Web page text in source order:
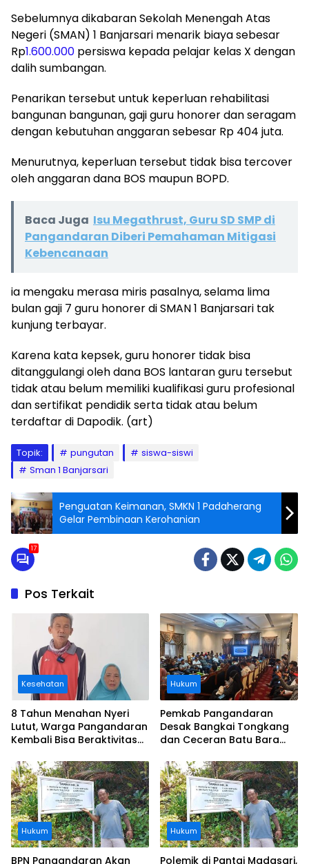
Sebelumnya dikabaran Sekolah Menengah Atas
Negeri (SMAN) 1 Banjarsari menarik biaya sebesar
Rp1.600.000 persiswa kepada pelajar kelas X dengan
dalih sumbangan.
Penarikan tersebut untuk keperluan rehabilitasi
bangunan bangunan, gaji guru honorer dan seragam
dengan kebutuhan anggaran sebesar Rp 404 juta.
Menurutnya, keperluan tersebut tidak bisa tercover
oleh anggaran dana BOS maupun BOPD.
Baca Juga Isu Megathrust, Guru SD SMP di
Pangandaran Diberi Pemahaman Mitigasi
Kebencanaan
ia mengaku merasa miris pasalnya, selama lima
bulan gaji 7 guru honorer di SMAN 1 Banjarsari tak
kunjung terbayar.
Karena kata kepsek, guru honorer tidak bisa
ditanggulangi oleh dana BOS lantaran guru tersebut
tidak atau belum memiliki kualifikasi guru profesional
dan sertifikat pendidik serta tidak atau belum
terdaftar di Dapodik. (art)
Topik: pungutan
siswa-siswi
Sman 1 Banjarsari
Penguatan Keimanan, SMKN 1 Padaherang
Gelar Pembinaan Kerohanian
17
Pos Terkait
Kesehatan
8 Tahun Menahan Nyeri
Lutut, Warga Pangandaran
Kembali Bisa Beraktivitas
Ditanggung BPJS
Hukum
Pemkab Pangandaran
Desak Bangkai Tongkang
dan Ceceran Batu Bara
Buruknya Koordinasi
Perusahaan
Hukum
BPN Pangandaran Akan
Hukum
Polemik di Pantai Madasari,